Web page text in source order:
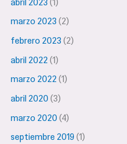
marzo 2023 (2)
febrero 2023 (2)
abril 2022 (1)
marzo 2022 (1)
abril 2020 (3)
marzo 2020 (4)
septiembre 2019 (1)